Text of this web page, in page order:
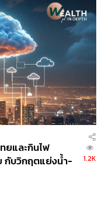
าบันการเงินเป็นผู้เก็บ
ค้างจ่าย ฯลฯ ซึ่งหาก
บว่ารายการธุรกรรม
อแม้แต่แผนประกันที่
าหลายสิบปีแล้ว
ายการสื่อสาร ระบบ
วแต่พึ่งพา
านได้ ก็ถูกมองใน
หนักถึงปัญหา และ
นการร่วมมือกันแข่ง
การเพิ่มเลขให้ครบ
ยและกินไฟ
กับวิกฤตแย่งน้ำ-
1.2K